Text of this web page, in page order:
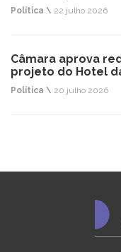
Política \ 22 julho 2026
Câmara aprova
projeto do Hotel
Política \ 20 julho 2026